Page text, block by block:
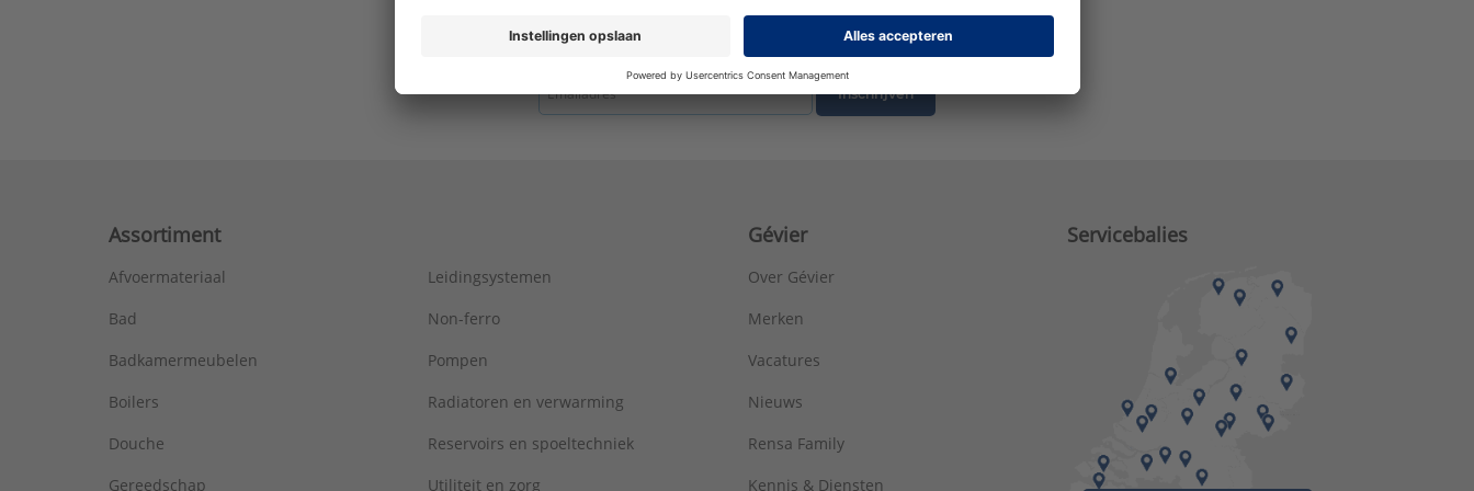
Dubbel schroef
Uitwendige buisdiameter:
Ons laatste nieuws ontvangen omtrent productnieuws, acties en andere interessante zaken?
Inschrijven
Assortiment
Afvoermateriaal
Bad
Badkamermeubelen
Boilers
Douche
Gereedschap
Leidingsystemen
Non-ferro
Pompen
Radiatoren en verwarming
Reservoirs en spoeltechniek
Utiliteit en zorg
Gévier
Over Gévier
Merken
Vacatures
Nieuws
Rensa Family
Kennis & Diensten
Servicebalies